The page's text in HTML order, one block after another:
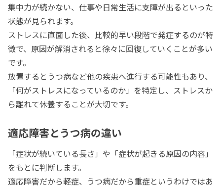
集中力が続かない、仕事や日常生活に支障が出るといった
状態が見られます。
ストレスに直面した後、比較的早い段階で発症するのが特
徴で、原因が解消されると徐々に回復していくことが多い
です。
放置するとうつ病など他の疾患へ進行する可能性もあり、
「何がストレスになっているのか」を特定し、ストレスか
ら離れて休養することが大切です。
適応障害とうつ病の違い
「症状が続いている長さ」や「症状が起きる原因の内容」
をもとに判断します。
適応障害だから軽症、うつ病だから重症というわけではあ